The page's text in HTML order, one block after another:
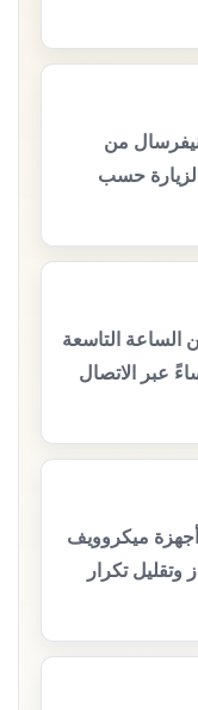
من
حسب
الساعة التاسعة
عبر الاتصال
ميكروويف
تكرار